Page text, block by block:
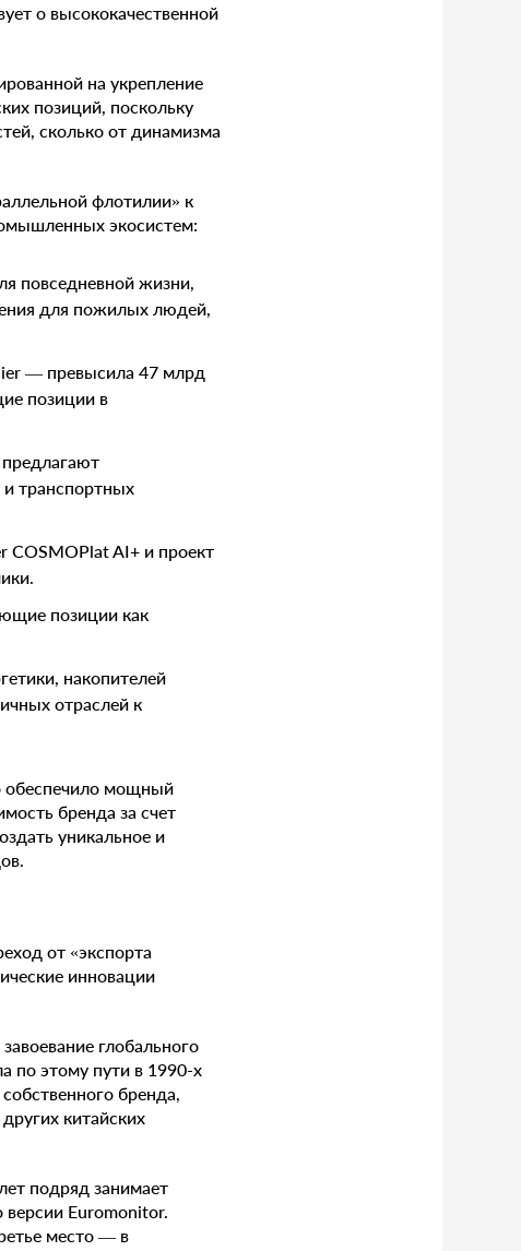
о высококачественной
на укрепление
позиций, поскольку
сколько от динамизма
флотилии» к
экосистем:
повседневной жизни,
для пожилых людей,
— превысила 47 млрд
позиции в
транспортных
COSMOPlat AI+ и проект
позиции как
накопителей
отраслей к
обеспечило мощный
бренда за счет
уникальное и
от «экспорта
инновации
глобального
по этому пути в 1990-х
бренда,
китайских
подряд занимает
версии Euromonitor.
место — в